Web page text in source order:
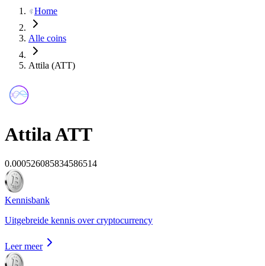
Home
Alle coins
Attila (ATT)
AttilaATT
0.000526085834586514
Kennisbank
Uitgebreide kennis over cryptocurrency
Leer meer